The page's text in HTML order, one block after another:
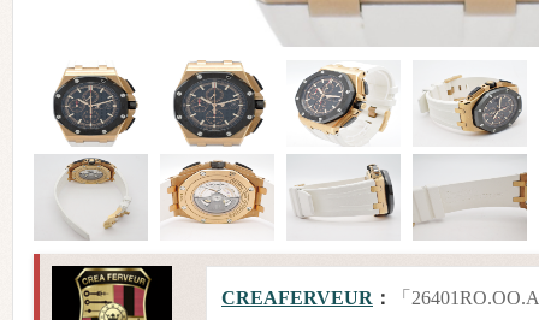
CREAFERVEUR ：
「